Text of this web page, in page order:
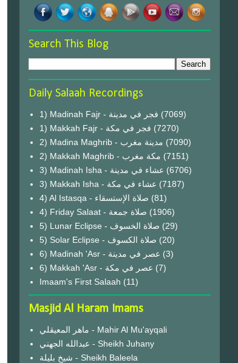
Search This Blog
Daily Salaah Recordings
1) Madinah Fajr - فجر في مدينة (7069)
1) Makkah Fajr - فجر في مكة (7270)
2) Madina Maghrib - مدينة مغرب (7090)
2) Makkah Maghrib - مكة مغرب (7151)
3) Madinah Isha - عشاء في مدينة (6706)
3) Makkah Isha - عشاء في مكة (7187)
4) Al Istasqa - صلاة الإستسقاء (81)
4) Friday Salaat - صلاة جمعة (1906)
5) Lunar Eclipse - صلاة الخسوف (29)
(20)
6) Madinah 'Asr - عصر في مدينة (3)
6) Makkah 'Asr - عصر في مكة (7)
Imaam's First Salaah (11)
Masjid Al Haram Imams
ماهر المعيقلي - Mahir Al Mu'ayqali
عبدالله الجهني - Sheikh Juhany
شيخ بليلة - Sheikh Baleela